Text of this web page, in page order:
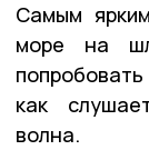
Самым
море на
как
волна.